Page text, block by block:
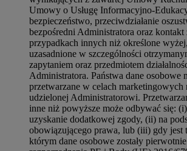
Umowy o Usługę Informacyjno-
bezpieczeństwo, przeciwdziałanie
bezpośredni Administratora oraz kontakt
przypadkach innych niż określone
uzasadnione w szczególności
zapytaniem oraz przedmiotem
Administratora. Państwa dane osobowe
przetwarzane w celach marketingowych
udzielonej Administratorowi.
inne niż powyższe może odbywać się:
uzyskanie dodatkowej zgody, (ii) na
obowiązującego prawa, lub (iii) gdy jest
którym dane osobowe zostały